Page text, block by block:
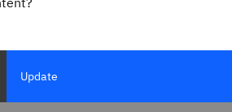
eskalasi insiden, dan identifikasi
Update